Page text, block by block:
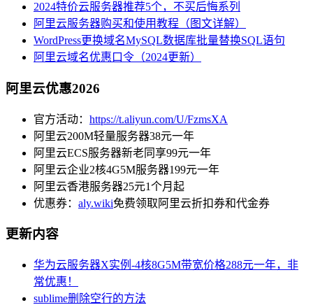
2024特价云服务器推荐5个，不买后悔系列
阿里云服务器购买和使用教程（图文详解）
WordPress更换域名MySQL数据库批量替换SQL语句
阿里云域名优惠口令（2024更新）
阿里云优惠2026
官方活动： https://t.aliyun.com/U/FzmsXA
阿里云200M轻量服务器38元一年
阿里云ECS服务器新老同享99元一年
阿里云企业2核4G5M服务器199元一年
阿里云香港服务器25元1个月起
优惠券： aly.wiki免费领取阿里云折扣券和代金券
更新内容
华为云服务器X实例-4核8G5M带宽价格288元一年，非
常优惠！
sublime删除空行的方法